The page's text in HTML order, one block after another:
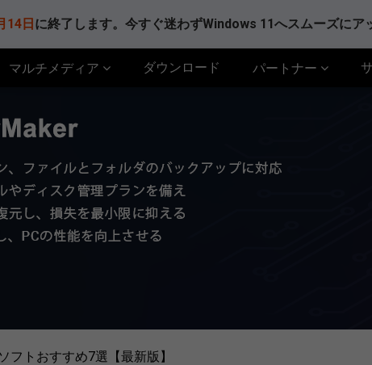
14日 に終了します。今すぐ迷わずWindows 11へスムーズにア
マルチメディア ダウンロード パートナー
フトおすすめ7選【最新版】